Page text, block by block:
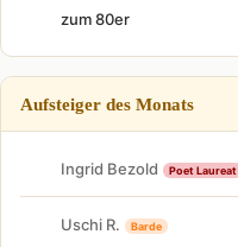
zum 80er
Aufsteiger des Monats
Ingrid Bezold Poet Laureat
Uschi R. Barde